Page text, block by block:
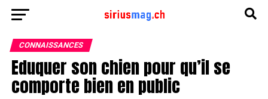
CONNAISSANCES
Eduquer son chien pour qu’il se
comporte bien en public